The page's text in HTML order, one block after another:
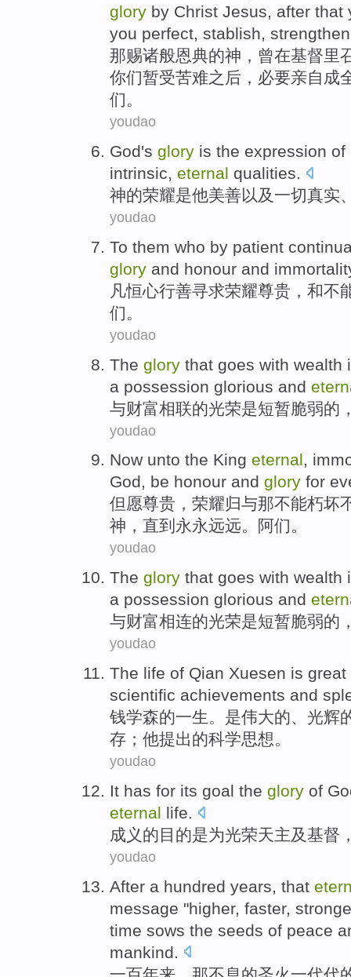
glory by Christ Jesus, after that
you perfect, stablish, strengthen
那赐诸般恩典的神 ， 曾在基督里
你们暂受苦难之后 ，必要亲自 成
们。
youdao
God's glory is the expression of
intrinsic, eternal qualities.
神的荣耀是他美善以及 一切真实
youdao
To them who by patient
glory and honour and
凡恒心行善寻求荣耀尊贵 ， 和不
们。
youdao
The glory that goes with wealth
a possession glorious and
与财富相联的光荣是短暂脆弱的
youdao
Now unto the King eternal,
God, be honour and glory for
但愿尊贵 ，荣耀归与那不能朽坏
神 ，直到 永永远远。 阿们。
youdao
The glory that goes with wealth
a possession glorious and
与财富相连的光荣是短暂脆弱的
youdao
The life of Qian Xuesen is great
scientific achievements and
钱学森的一生。 是伟大的、 光辉
存；他提出的科学思想。
youdao
It has for its goal the glory of
eternal life.
成义 的目的是为光荣天主及 基督
youdao
After a hundred years that
message "higher, faster,
time sows the seeds of peace
mankind.